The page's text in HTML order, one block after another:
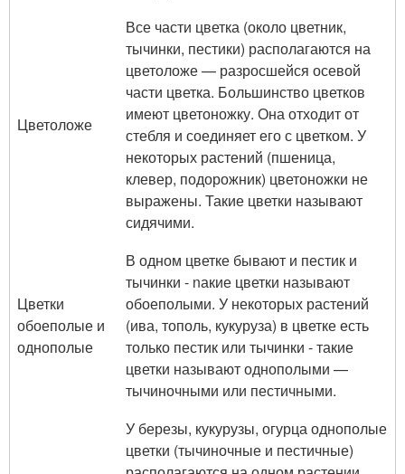
Цветоложе
Все части цветка (около цветник,
тычинки, пестики) располагаются на
цветоложе — разросшейся осевой
части цветка. Большинство цветков
имеют цветоножку. Она отходит от
стебля и соединяет его с цветком. У
некоторых растений (пшеница,
клевер, подорожник) цветоножки не
выражены. Такие цветки называют
сидячими.
Цветки
обоеполые и
однополые
В одном цветке бывают и пестик и
тычинки - nакие цветки называют
обоеполыми. У некоторых растений
(ива, тополь, кукуруза) в цветке есть
только пестик или тычинки - такие
цветки называют однополыми —
тычиночными или пестичными.
У березы, кукурузы, огурца однополые
цветки (тычиночные и пестичные)